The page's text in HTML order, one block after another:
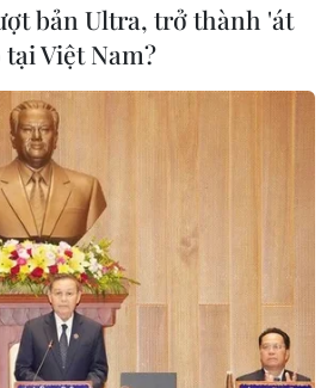
bản Ultra, trở thành 'át
Việt Nam?